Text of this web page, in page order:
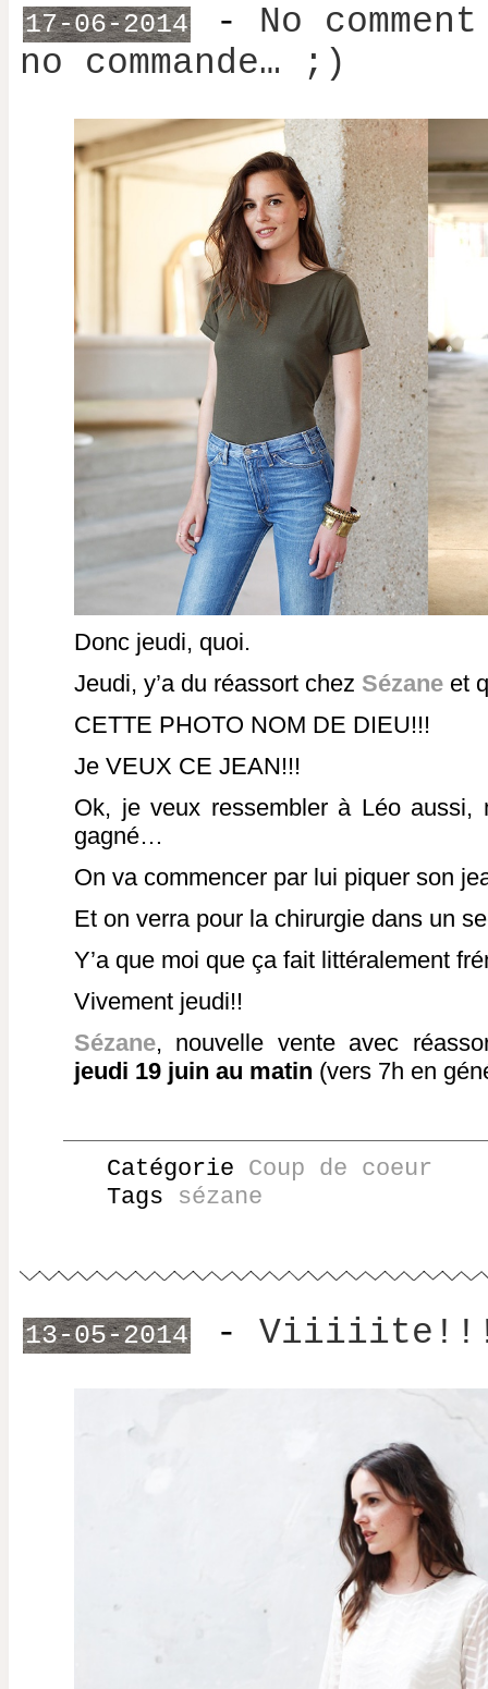
17-06-2014 - No
no commande… ;)
Donc jeudi, quoi.
Jeudi, y’a du réassort chez Sézane et
CETTE PHOTO NOM DE DIEU!!!
Je VEUX CE JEAN!!!
Ok, je veux ressembler à Léo aussi,
gagné…
On va commencer par lui piquer son
Et on verra pour la chirurgie dans un
Y’a que moi que ça fait littéralement
Vivement jeudi!!
Sézane, nouvelle vente avec
jeudi 19 juin au matin (vers 7h en
Catégorie Coup de coeur
Tags sézane
13-05-2014 -